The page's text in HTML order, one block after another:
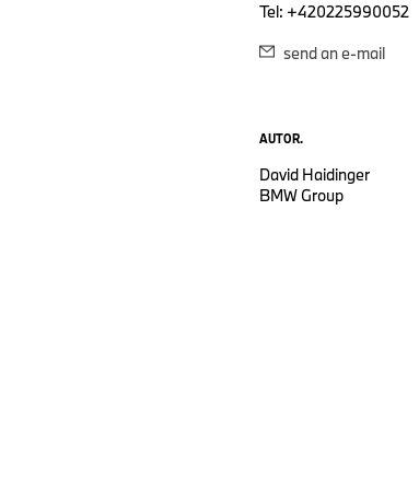
Tel: +420225990052
send an e-mail
AUTOR.
David Haidinger
BMW Group